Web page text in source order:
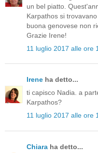
un bel piatto.
Karpathos si
buona genovese non
Grazie Irene!
11 luglio 2017 alle ore
Irene ha detto...
ti capisco Nadia. a
Karpathos?
11 luglio 2017 alle ore
Chiara ha detto...